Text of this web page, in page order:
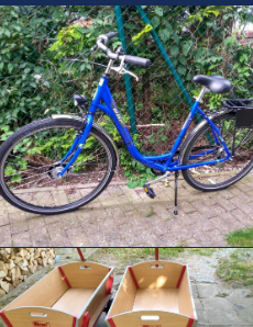
7-Gang-Tourenrad Damen 28"